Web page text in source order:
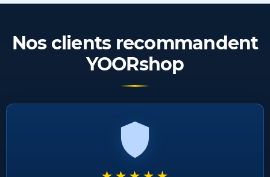
Nos clients recommandent
YOORshop